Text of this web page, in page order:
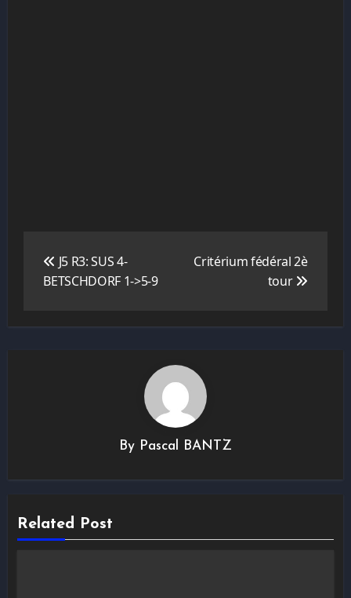
l’article
J5 R3: SUS 4-
BETSCHDORF 1->5-9
Critérium fédéral 2è
tour
By Pascal BANTZ
Related Post